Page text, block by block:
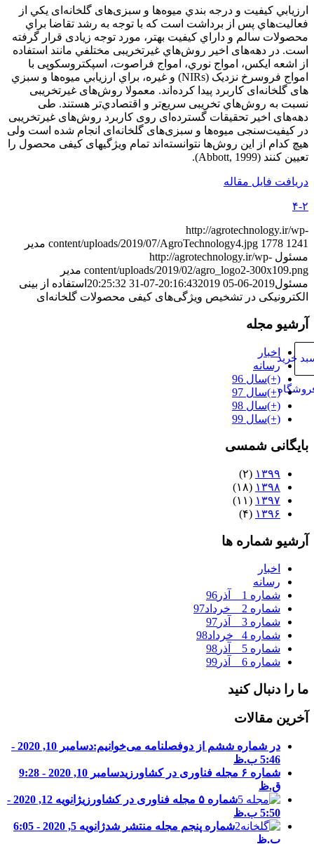
خرید
ارزيابي کیفیت و درجه بندي ميوه‌ها و سبزی‌­های گلخانه‌­ای يكي از
فعاليت‌­هاي پس از برداشت است كه با توجه به رشد تقاضا براي
محصولات سالم و داراي كيفيت بهتر، مورد توجه زیادی قرار گرفته
است. در دهه‌های اخير روش­‌هاي غیرتخریبی مختلفي مانند استفاده
از اشعه ایکس، امواج نوري، امواج فراصوت، اسپکتروسکوپی با
امواج فرو­سرخ نزدیک (NIRs) و غیره، براي ارزيابي ميوه‌ها و سبزي­‌
های گلخانه­‌ای کاربرد پيدا كرده‌­اند. معمولا روش­‌های غيرتخریبی
نسبت به روش‏‌هاي تخریبی سريع‌تر و اقتصادي‌­تر هستند. طی
دهه‌های اخیر تحقیقات گسترده‌ای روی کاربرد روش‌‏های غیرتخریبی
در کیفیت‌سنجی میوه‌ها و سبزی­‌های گلخانه‌­ای انجام شده است ولی
هیچ کدام از این روش‏‌ها نتوانسته‌­اند تمام ویژگی‎­های کیفی محصول را
تعیین کنند (Abbott, 1999).
دریافت فایل مقاله
۴-۲
http://agrotechnology.ir/wp-
content/uploads/2019/07/AgroTechnology4.jpg 1778 1241
مدیر
مسئول
http://agrotechnology.ir/wp-
content/uploads/2019/02/agro_logo2-300x109.png مدیر
مسئول 2019-06-05 20:16:43
2019-07-31 20:25:32
استفاده از بینی
الکترونیکی در تشخیص ویژگی‌های کیفی محصولات گلخانه‌ای
آرشیو مجله
اخبار
رسانه
(+)سال 96
(+)سال 97
(+)سال 98
(+)سال 99
بایگانی شمسی
۱۳۹۹(۲)
۱۳۹۸(۱۸)
۱۳۹۷(۱۱)
۱۳۹۶(۴)
آرشیو شماره ها
اخبار
رسانه
شماره 1 _ آذر96
شماره 2 _ خرداد97
شماره 3 _ آذر97
شماره 4 _خرداد98
شماره 5 _ آذر98
شماره 6 _ آذر99
ما را دنبال کنید
آخرین مقالات
در شماره ششم از دوفصلنامه می‌خوانیم:
دسامبر 10, 2020 -
5:46 ب.ظ
شماره ۶ مجله فناوری در کشاورزی
دسامبر 10, 2020 - 9:28
ق.ظ
شماره ۵ مجله فناوری در کشاورزی
ژانویه 12, 2020 -
5:50 ب.ظ
شماره پنجم مجله منتشر شد
ژانویه 5, 2020 - 6:05
ب.ظ